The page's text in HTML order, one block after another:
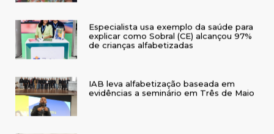
Especialista usa exemplo da saúde para
explicar como Sobral (CE) alcançou 97%
de crianças alfabetizadas
IAB leva alfabetização baseada em
evidências a seminário em Três de Maio